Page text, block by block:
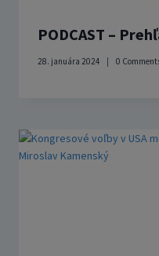
PODCAST –
28. januára 2024 0